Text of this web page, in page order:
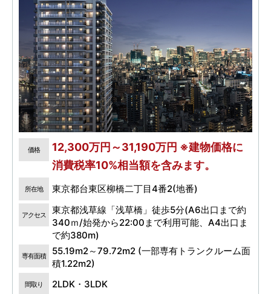
価格
12,300万円～31,190万円 ※建物価格に
消費税率10%相当額を含みます。
所在地 東京都台東区柳橋二丁目4番2(地番)
アクセス
東京都浅草線「浅草橋」徒歩5分(A6出口まで約
340ｍ/始発から22:00まで利用可能、A4出口ま
で約380m)
専有面積
55.19m2～79.72m2 (一部専有トランクルーム面
積1.22m2)
間取り 2LDK・3LDK